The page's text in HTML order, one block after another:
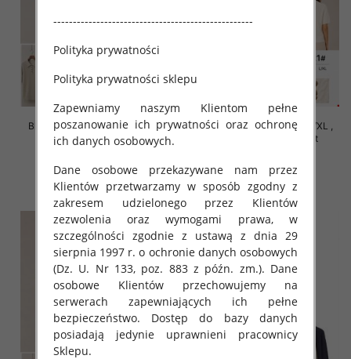
Bluzki damskie Roz S/M-L/XL ,
Mix Kolor Paczka 10 szt
42.00 zł
szczegóły
Bluzki damskie Roz S/M-L/XL ,
Mix Kolor Paczka 10 szt
szczegóły
---------------------------------------------------
Polityka prywatności
Polityka prywatności sklepu
Zapewniamy naszym Klientom pełne
poszanowanie ich prywatności oraz ochronę
ich danych osobowych.
Dane osobowe przekazywane nam przez
Klientów przetwarzamy w sposób zgodny z
zakresem udzielonego przez Klientów
zezwolenia oraz wymogami prawa, w
szczególności zgodnie z ustawą z dnia 29
sierpnia 1997 r. o ochronie danych osobowych
(Dz. U. Nr 133, poz. 883 z późn. zm.). Dane
osobowe Klientów przechowujemy na
serwerach zapewniających ich pełne
bezpieczeństwo. Dostęp do bazy danych
posiadają jedynie uprawnieni pracownicy
Sklepu.